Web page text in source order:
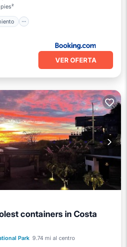
VER OFERTA
containers in Costa
Park 9.74 mi al centro
de cama
designada